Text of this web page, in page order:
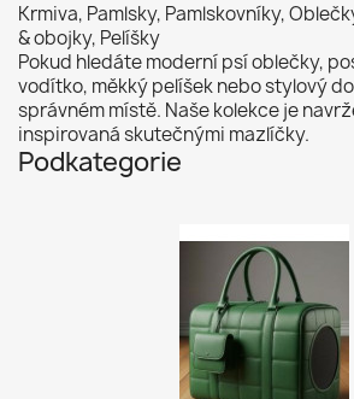
Krmiva, Pamlsky, Pamlskovníky,
& obojky, Pelíšky
Pokud hledáte moderní psí oblečky,
vodítko, měkký pelíšek nebo stylový
správném místě. Naše kolekce je
inspirovaná skutečnými mazlíčky.
Podkategorie